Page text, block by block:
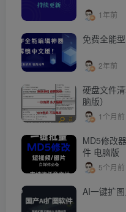
1年前
免费全能
2年前
硬盘文件
脑版）
1个月前
MD5修改
件 电脑版
5个月前
AI一键扩